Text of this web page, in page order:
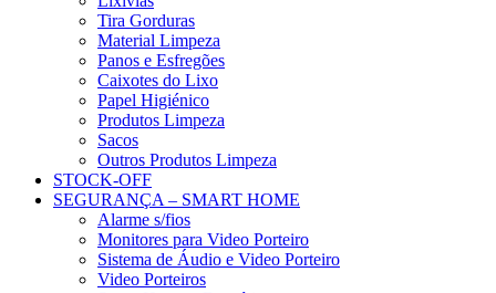
Tira Gorduras
Material Limpeza
Panos e Esfregões
Caixotes do Lixo
Papel Higiénico
Produtos Limpeza
Sacos
Outros Produtos Limpeza
STOCK-OFF
SEGURANÇA – SMART HOME
Alarme s/fios
Monitores para Video Porteiro
Sistema de Áudio e Video Porteiro
Video Porteiros